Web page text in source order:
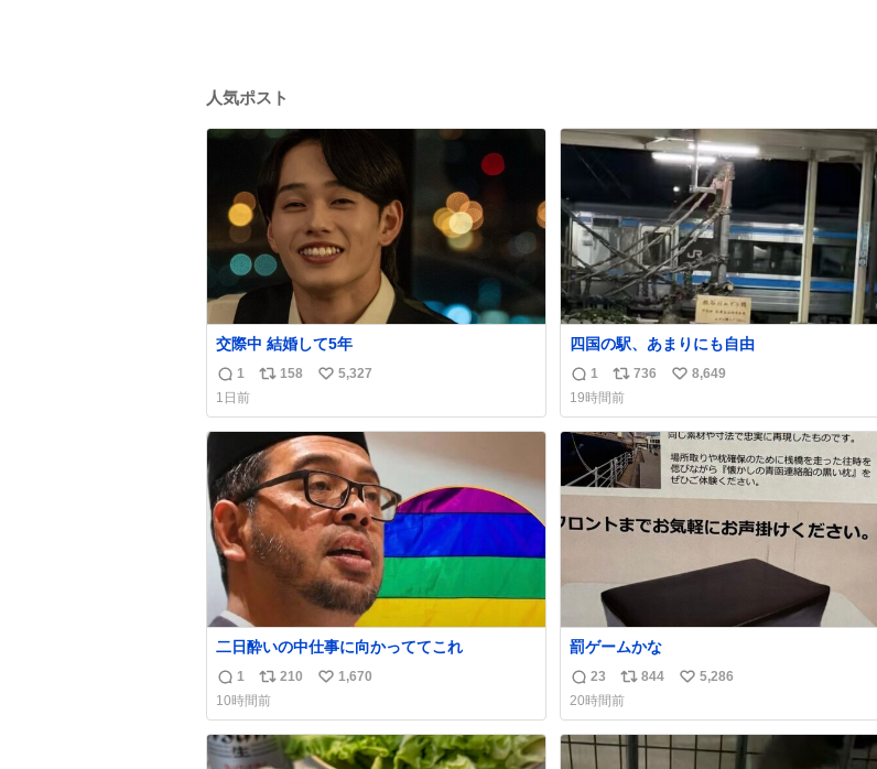
人気ポスト
交際中 結婚して5年
返
信
数
1
リ
ス
ト
数
158
い
ね
数
5,327
1日前
四国の駅、あまりにも自由
返
信
数
1
リ
ポ
ス
ト
数
736
い
ね
数
8,649
19時間前
二日酔いの中仕事に向かっててこれ
返
信
数
1
リ
ポ
ス
ト
210
い
ね
数
1,670
10時間前
罰ゲームかな
返
信
数
23
リ
ポ
ス
ト
844
い
ね
数
5,286
20時間前